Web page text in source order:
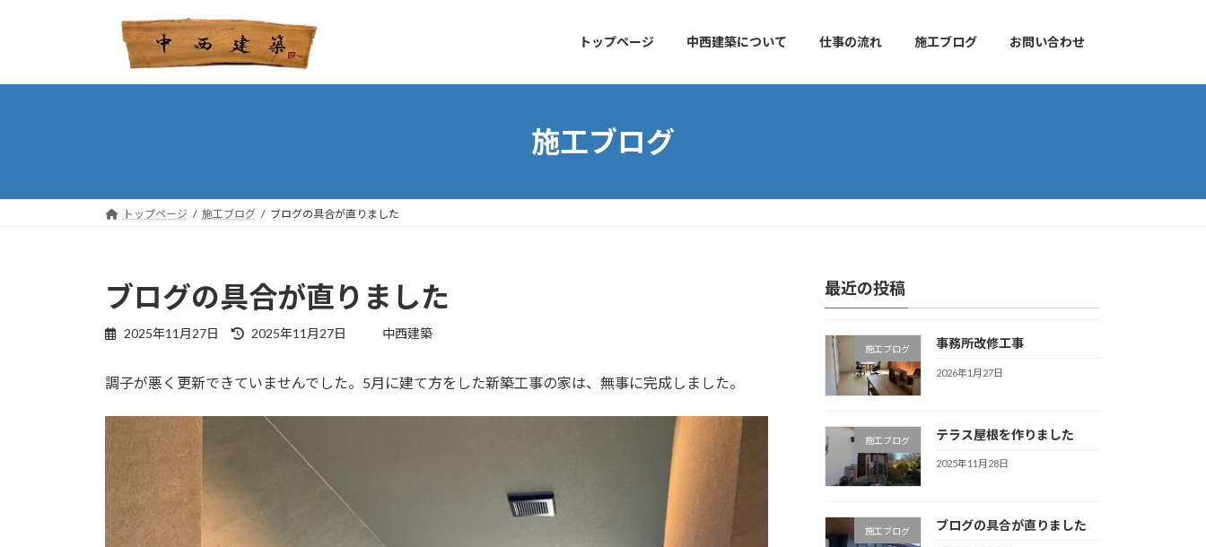
プ
動
トップページ 中西建築について 仕事の流れ 施工ブログ お問い合わせ
施工ブログ
トップページ 施工ブログ ブログの具合が直りました
ブログの具合が直りました
2025年11月27日
最
新
2025年11月27日 中西建築
調子が悪く更新できていませんでした。5月に建て方をした新築工事の家は、無事に完成しました。
最近の投稿
施工ブログ 事務所改修工事
2026年1月27日
施工ブログ テラス屋根を作りました
2025年11月28日
施工ブログ ブログの具合が直りました